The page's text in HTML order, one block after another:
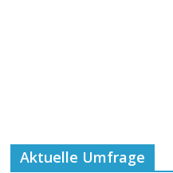
Aktuelle Umfrage